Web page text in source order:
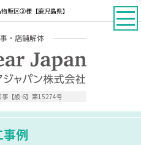
販区③様【鹿児島県】
・店舗解体
【般-6】第15274号
例